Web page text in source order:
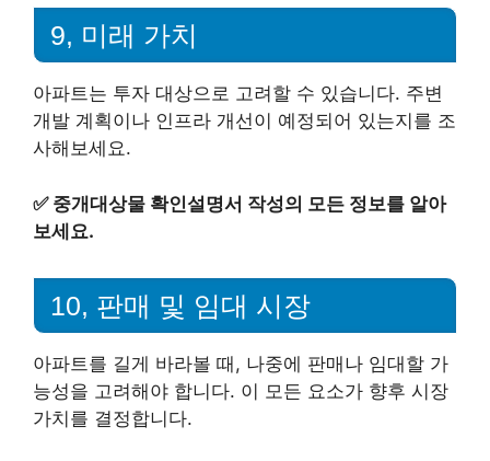
9, 미래 가치
아파트는 투자 대상으로 고려할 수 있습니다. 주변
개발 계획이나 인프라 개선이 예정되어 있는지를 조
사해보세요.
✅ 중개대상물 확인설명서 작성의 모든 정보를 알아
보세요.
10, 판매 및 임대 시장
아파트를 길게 바라볼 때, 나중에 판매나 임대할 가
능성을 고려해야 합니다. 이 모든 요소가 향후 시장
가치를 결정합니다.